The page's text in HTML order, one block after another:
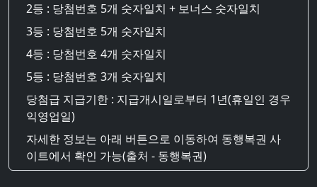
2등 : 당첨번호 5개 숫자일치 + 보너스 숫자일치
3등 : 당첨번호 5개 숫자일치
4등 : 당첨번호 4개 숫자일치
5등 : 당첨번호 3개 숫자일치
당첨급 지급기한 : 지급개시일로부터 1년(휴일인 경우
익영업일)
자세한 정보는 아래 버튼으로 이동하여 동행복권 사
이트에서 확인 가능(출처 - 동행복권)